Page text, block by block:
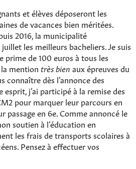
et élèves déposeront les
de vacances bien méritées.
2016, la municipalité
les meilleurs bacheliers. Je suis
prime de 100 euros à tous les
mention très bien aux épreuves du
connaître dès l’annonce des
esprit, j’ai participé à la remise des
pour marquer leur parcours en
passage en 6e. Comme annoncé le
soutien à l’éducation en
les frais de transports scolaires à
Pensez à effectuer vos